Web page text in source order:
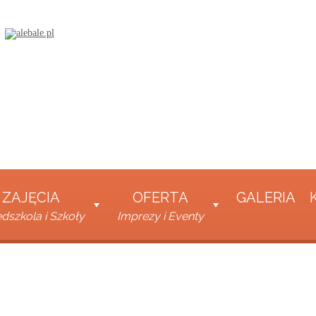
ZAJĘCIA
i Szkoły
OFERTA
Imprezy i Eventy
GALERIA